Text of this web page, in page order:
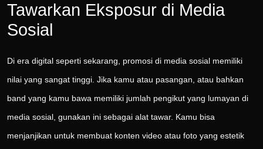
Tawarkan Eksposur di Media
Sosial
Di era digital seperti sekarang, promosi di media sosial memiliki
nilai yang sangat tinggi. Jika kamu atau pasangan, atau bahkan
band yang kamu bawa memiliki jumlah pengikut yang lumayan di
media sosial, gunakan ini sebagai alat tawar. Kamu bisa
menjanjikan untuk membuat konten video atau foto yang estetik